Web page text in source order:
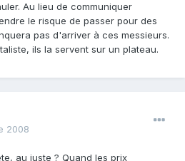
Au lieu de communiquer
le risque de passer pour des
pas d'arriver à ces messieurs.
ils la servent sur un plateau.
2008
au juste ? Quand les prix